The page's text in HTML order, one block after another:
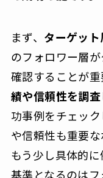
まず、 ターゲッ
のフォロワー層
確認することが重
績や信頼性を調査
功事例をチェッ
や信頼性も重要な
もう少し具体的
基準となるのは